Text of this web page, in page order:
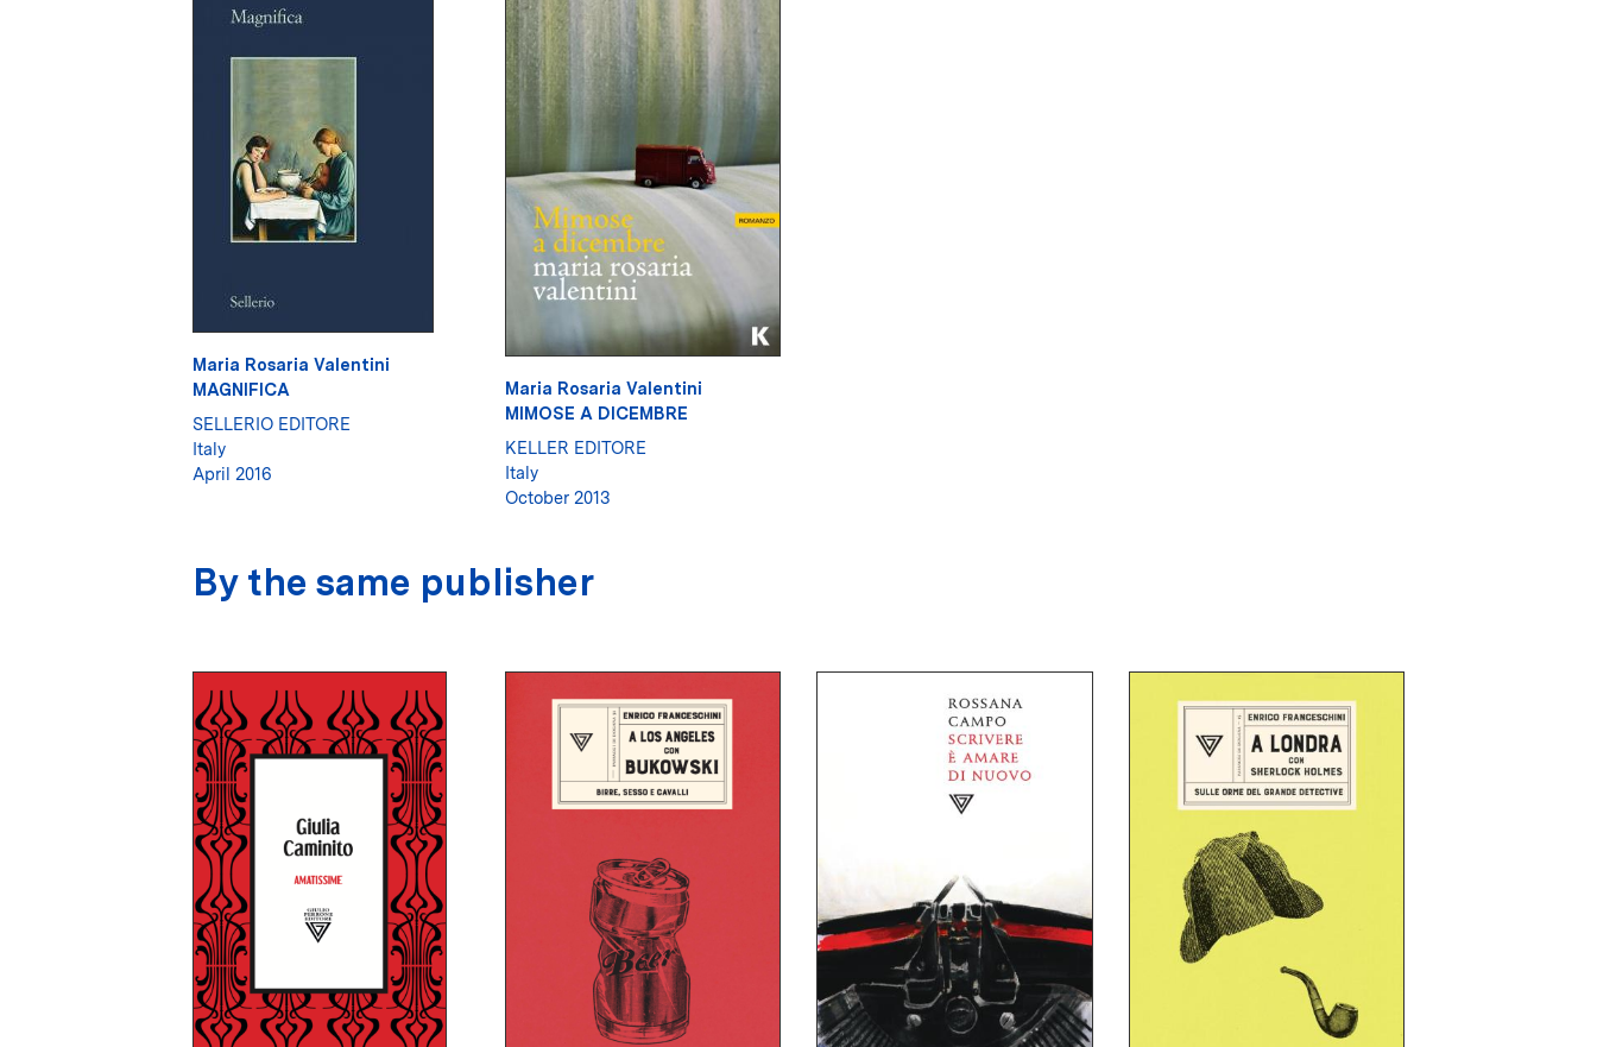
Maria Rosaria Valentini
MAGNIFICA
SELLERIO EDITORE
Italy
April 2016
Maria Rosaria Valentini
MIMOSE A DICEMBRE
KELLER EDITORE
Italy
October 2013
By the same publisher